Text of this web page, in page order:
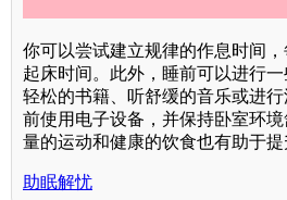
你可以尝试建立规律的作息时间
起床时间。此外，睡前可以进行
轻松的书籍、听舒缓的音乐或进
前使用电子设备，并保持卧室环
量的运动和健康的饮食也有助于提
助眠解忧